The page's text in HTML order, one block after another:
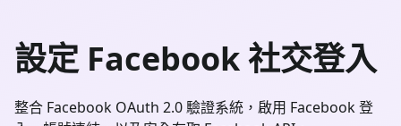
設定 Facebook 社交登入
整合 Facebook OAuth 2.0 驗證系統，啟用 Facebook 登